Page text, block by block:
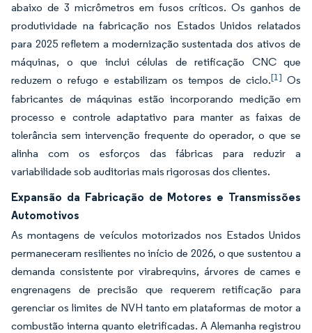
abaixo de 3 micrômetros em fusos críticos. Os ganhos de
produtividade na fabricação nos Estados Unidos relatados
para 2025 refletem a modernização sustentada dos ativos de
máquinas, o que inclui células de retificação CNC que
reduzem o refugo e estabilizam os tempos de ciclo.[1] Os
fabricantes de máquinas estão incorporando medição em
processo e controle adaptativo para manter as faixas de
tolerância sem intervenção frequente do operador, o que se
alinha com os esforços das fábricas para reduzir a
variabilidade sob auditorias mais rigorosas dos clientes.
Expansão da Fabricação de Motores e Transmissões
Automotivos
As montagens de veículos motorizados nos Estados Unidos
permaneceram resilientes no início de 2026, o que sustentou a
demanda consistente por virabrequins, árvores de cames e
engrenagens de precisão que requerem retificação para
gerenciar os limites de NVH tanto em plataformas de motor a
combustão interna quanto eletrificadas. A Alemanha registrou